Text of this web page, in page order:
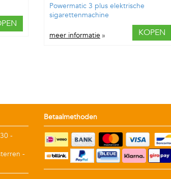
Powermatic 3 plus elektrische
sigarettenmachine
meer informatie » KOPEN
-
-
Betaalmethoden